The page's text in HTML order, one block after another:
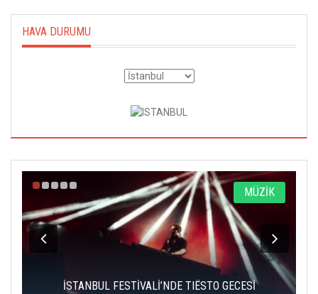
HAVA DURUMU
MÜZİK
İSTANBUL FESTİVALİ’NDE TIËSTO GECESİ